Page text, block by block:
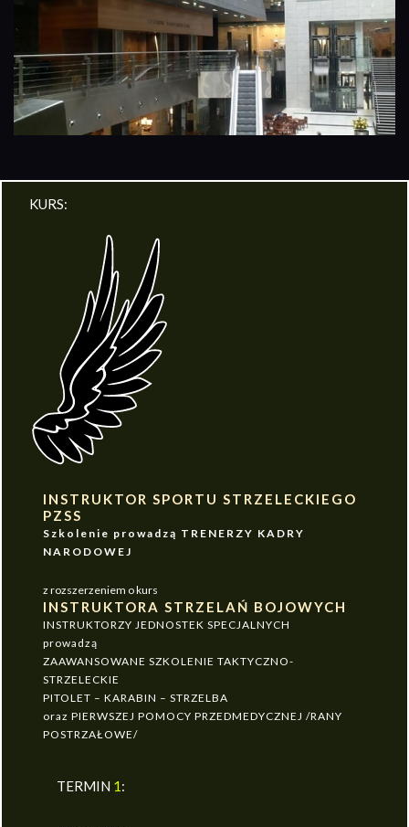
KURS:
INSTRUKTOR SPORTU STRZELECKIEGO
PZSS
Szkolenie prowadzą TRENERZY KADRY
NARODOWEJ
z rozszerzeniem o kurs
INSTRUKTORA STRZELAŃ BOJOWYCH
INSTRUKTORZY JEDNOSTEK SPECJALNYCH
prowadzą
ZAAWANSOWANE SZKOLENIE TAKTYCZNO-
STRZELECKIE
PITOLET – KARABIN – STRZELBA
oraz PIERWSZEJ POMOCY PRZEDMEDYCZNEJ /RANY
POSTRZAŁOWE/
TERMIN 1: